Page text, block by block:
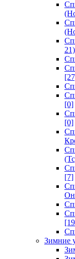
21)
[0]
[0]
[7]
Зимние